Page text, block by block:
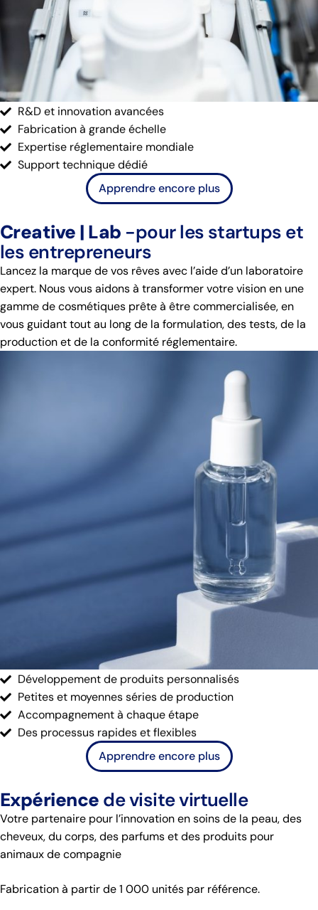
R&D et innovation avancées
Fabrication à grande échelle
Expertise réglementaire mondiale
Support technique dédié
Apprendre encore plus
Creative | Lab -pour les startups et
les entrepreneurs
Lancez la marque de vos rêves avec l’aide d’un laboratoire
expert. Nous vous aidons à transformer votre vision en une
gamme de cosmétiques prête à être commercialisée, en
vous guidant tout au long de la formulation, des tests, de la
production et de la conformité réglementaire.
Développement de produits personnalisés
Petites et moyennes séries de production
Accompagnement à chaque étape
Des processus rapides et flexibles
Apprendre encore plus
Expérience de visite virtuelle
Votre partenaire pour l’innovation en soins de la peau, des
cheveux, du corps, des parfums et des produits pour
animaux de compagnie
Fabrication à partir de 1 000 unités par référence.